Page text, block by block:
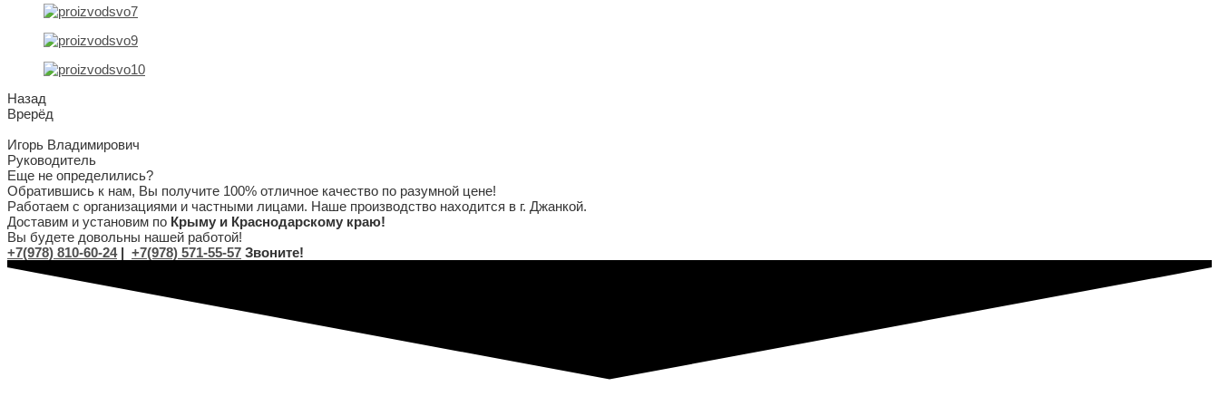
Назад
Врерёд
Игорь Владимирович
Руководитель
Еще не определились?
Обратившись к нам, Вы получите 100% отличное качество по разумной цене!
Работаем с организациями и частными лицами. Наше производство находится в г. Джанкой.
Доставим и установим по Крыму и Краснодарскому краю!
Вы будете довольны нашей работой!
+7(978) 810-60-24| +7(978) 571-55-57 Звоните!